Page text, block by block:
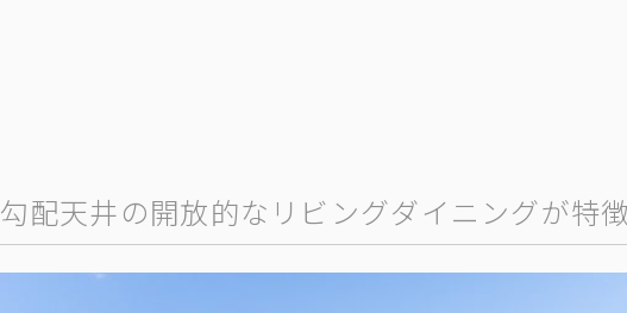
勾配天井の開放的なリビングダイニングが特